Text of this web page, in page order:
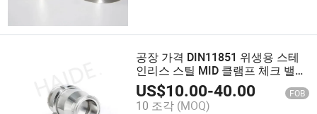
공장 가격 DIN11851 위생용 스테
인리스 스틸 MID 클램프 체크 밸브
클램프 연결 끝
US$10.00-40.00 FOB
10 조각 (MOQ)